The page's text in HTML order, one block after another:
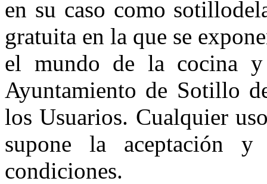
en su caso como
gratuita en la que se
el mundo de la cocina y
Ayuntamiento de Sotillo
los Usuarios. Cualquier
supone la aceptación y
condiciones.